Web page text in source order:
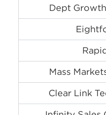
Dept
Mass
Clear Link